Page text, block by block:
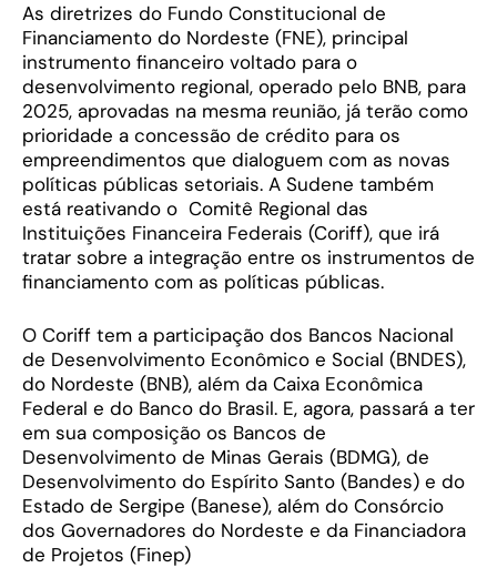
As diretrizes do Fundo Constitucional de
Financiamento do Nordeste (FNE), principal
instrumento financeiro voltado para o
desenvolvimento regional, operado pelo BNB, para
2025, aprovadas na mesma reunião, já terão como
prioridade a concessão de crédito para os
empreendimentos que dialoguem com as novas
políticas públicas setoriais. A Sudene também
está reativando o Comitê Regional das
Instituições Financeira Federais (Coriff), que irá
tratar sobre a integração entre os instrumentos de
financiamento com as políticas públicas.
O Coriff tem a participação dos Bancos Nacional
de Desenvolvimento Econômico e Social (BNDES),
do Nordeste (BNB), além da Caixa Econômica
Federal e do Banco do Brasil. E, agora, passará a ter
em sua composição os Bancos de
Desenvolvimento de Minas Gerais (BDMG), de
Desenvolvimento do Espírito Santo (Bandes) e do
Estado de Sergipe (Banese), além do Consórcio
dos Governadores do Nordeste e da Financiadora
de Projetos (Finep)